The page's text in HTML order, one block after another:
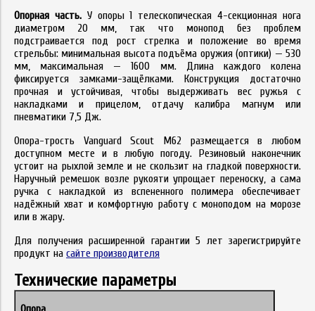
Опорная часть.У опоры 1 телескопическая 4-секционная нога
диаметром 20 мм, так что монопод без проблем
подстраивается под рост стрелка и положение во время
стрельбы: минимальная высота подъёма оружия (оптики) — 530
мм, максимальная — 1600 мм. Длина каждого колена
фиксируется замками-защёлками. Конструкция достаточно
прочная и устойчивая, чтобы выдерживать вес ружья с
накладками и прицелом, отдачу калибра магнум или
пневматики 7,5 Дж.
Опора-трость Vanguard Scout M62 размещается в любом
доступном месте и в любую погоду. Резиновый наконечник
устоит на рыхлой земле и не скользит на гладкой поверхности.
Наручный ремешок возле рукояти упрощает переноску, а сама
ручка с накладкой из вспененного полимера обеспечивает
надёжный хват и комфортную работу с моноподом на морозе
или в жару.
Для получения расширенной гарантии 5 лет зарегистрируйте
продукт на сайте производителя
Технические параметры